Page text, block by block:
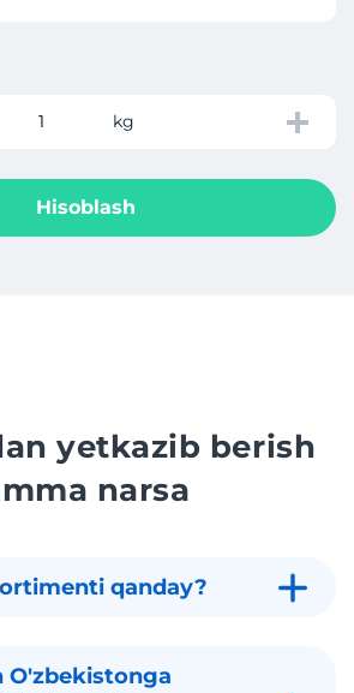
kg
Hisoblash
yetkazib berish
narsa
qanday?
O'zbekistonga